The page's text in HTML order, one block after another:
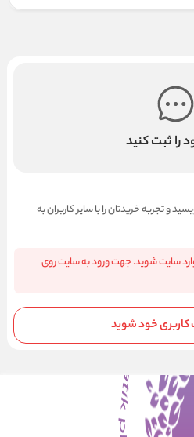
را ثبت کنید
و تجربه خریدتان را با سایر کاربران به
سایت شوید. جهت ورود به سایت روی
کاربری خود شوید